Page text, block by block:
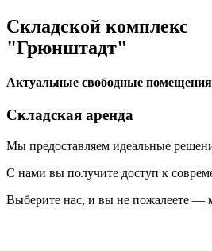
Складской комплекс
"Грюнштадт"
Актуальные свободные
Складская аренда
Мы предоставляем идеальные
С нами вы получите доступ к
Выберите нас, и вы не пожалеете —